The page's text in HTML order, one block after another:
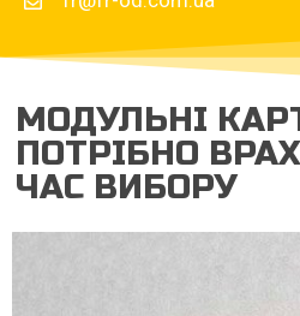
МОДУЛЬНІ
ПОТРІБНО
ЧАС ВИБОРУ